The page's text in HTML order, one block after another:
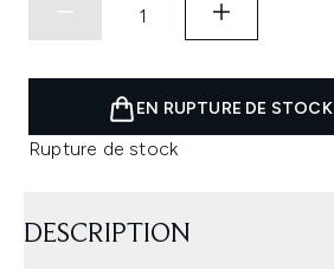
EN RUPTURE DE STOCK
Rupture de stock
DESCRIPTION